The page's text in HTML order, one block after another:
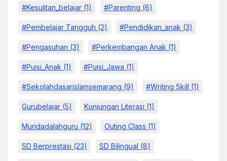
#kesulitan_belajar (1) #parenting (6)
#pembelajar Tangguh (2) #pendidikan_anak (3)
#pengasuhan (3) #Perkembangan Anak (1)
#Puisi_Anak (1) #Puisi_Jawa (1)
#sekolahdasarislamsemarang (9) #Writing Skill (1)
Gurubelajar (5) Kunjungan Literasi (1)
Muridadalahguru (12) Outing Class (1)
SD Berprestasi (23) SD Bilingual (8)